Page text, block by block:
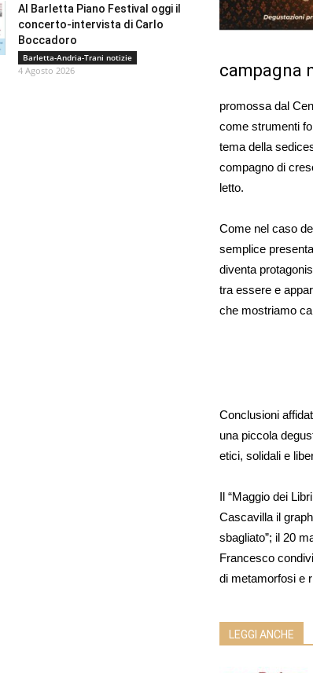
campagna
promossa dal
come strumenti
tema della
compagno di
letto.
Come nel caso
semplice
diventa
tra essere e
che mostriamo
Conclusioni
una piccola
etici, solidali e
Il “Maggio dei
Cascavilla il
sbagliato”; il 20
Francesco
di metamorfosi e
LEGGI ANCHE
Al Barletta Piano Festival oggi il
concerto-intervista di Carlo
Boccadoro
Barletta-Andria-Trani notizie
4 Agosto 2026